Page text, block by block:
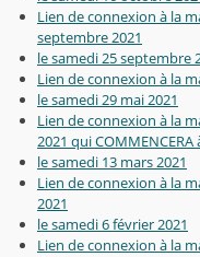
Lien de connexion à la
septembre 2021
le samedi 25 septembre
Lien de connexion à la
le samedi 29 mai 2021
Lien de connexion à la
2021 qui COMMENCERA
le samedi 13 mars 2021
Lien de connexion à la
2021
le samedi 6 février 2021
Lien de connexion à la